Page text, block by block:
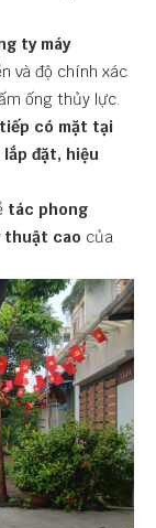
ty máy
và độ chính xác
ống thủy lực.
có mặt tại
lắp đặt, hiệu
tác phong
thuật cao của